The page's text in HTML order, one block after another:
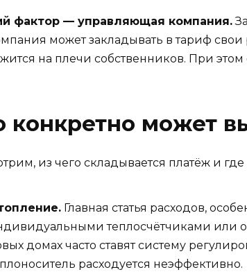
фактор — управляющая компания.
может закладывать в тариф
на плечи собственников. При
конкретно может
из чего складывается платёж и
Главная статья расходов,
теплосчётчиками или
домах часто ставят систему
расходуется неэффективно.